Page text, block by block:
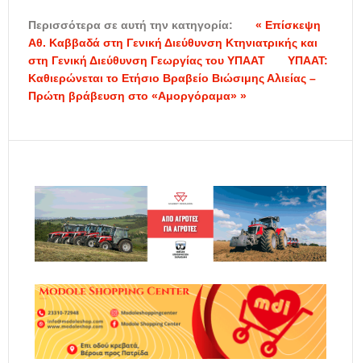
Περισσότερα σε αυτή την κατηγορία:
« Επίσκεψη
Αθ. Καββαδά στη Γενική Διεύθυνση Κτηνιατρικής και
στη Γενική Διεύθυνση Γεωργίας του ΥΠΑΑΤ
ΥΠΑΑΤ:
Καθιερώνεται το Ετήσιο Βραβείο Βιώσιμης Αλιείας –
Πρώτη βράβευση στο «Αμοργόραμα» »